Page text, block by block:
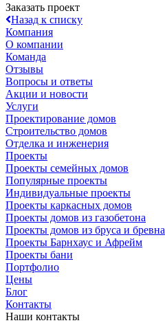
Заказать проект
Назад к списку
Компания
О компании
Команда
Отзывы
Вопросы и ответы
Акции и новости
Услуги
Проектирование домов
Строительство домов
Отделка и инженерия
Проекты
Проекты семейных домов
Популярные проекты
Индивидуальные проекты
Проекты каркасных домов
Проекты домов из газобетона
Проекты домов из бруса и бревна
Проекты Барнхаус и Афрейм
Проекты бани
Портфолио
Цены
Блог
Контакты
Наши контакты